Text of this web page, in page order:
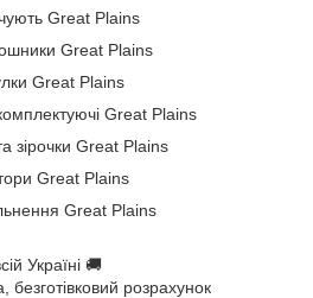
Great Plains
Great Plains
Great Plains
Great Plains
зірочки Great Plains
Great Plains
Great Plains
Україні 🚚
розрахунок